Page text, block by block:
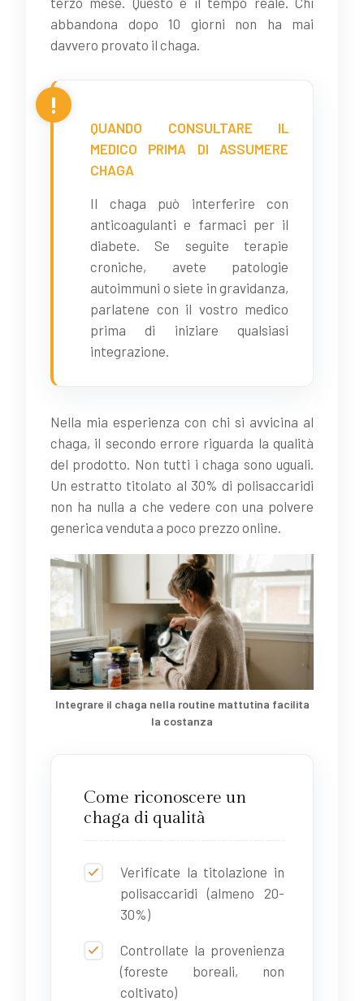
abbandona dopo 10 giorni non ha mai
davvero provato il chaga.
QUANDO CONSULTARE IL
MEDICO PRIMA DI ASSUMERE
CHAGA
Il chaga può interferire con
anticoagulanti e farmaci per il
diabete. Se seguite terapie
croniche, avete patologie
autoimmuni o siete in gravidanza,
parlatene con il vostro medico
prima di iniziare qualsiasi
integrazione.
Nella mia esperienza con chi si avvicina al
chaga, il secondo errore riguarda la qualità
del prodotto. Non tutti i chaga sono uguali.
Un estratto titolato al 30% di polisaccaridi
non ha nulla a che vedere con una polvere
generica venduta a poco prezzo online.
Integrare il chaga nella routine mattutina facilita
la costanza
Come riconoscere un
chaga di qualità
Verificate la titolazione in
polisaccaridi (almeno 20-
30%)
Controllate la provenienza
(foreste boreali, non
coltivato)